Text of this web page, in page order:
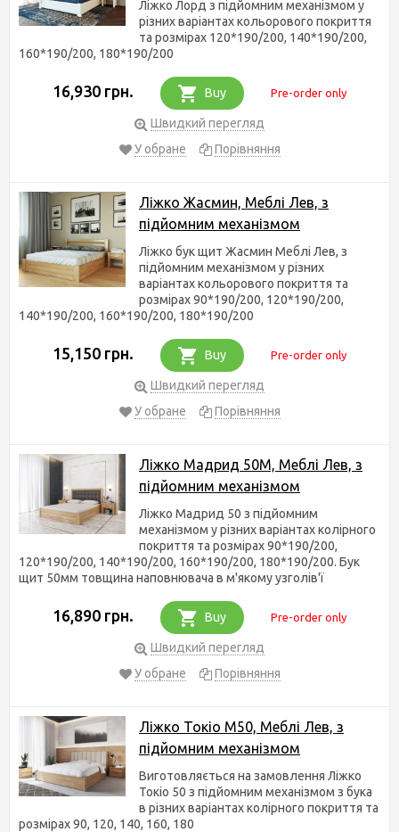
Ліжко Лорд з підйомним механізмом у
різних варіантах кольорового покриття
та розмірах 120*190/200, 140*190/200,
160*190/200, 180*190/200
16,930 грн. Buy Pre-order only
Швидкий перегляд
У обране
Порівняння
Ліжко Жасмин, Меблі Лев, з
підйомним механізмом
Ліжко бук щит Жасмин Меблі Лев, з
підйомним механізмом у різних
варіантах кольорового покриття та
розмірах 90*190/200, 120*190/200,
140*190/200, 160*190/200, 180*190/200
15,150 грн. Buy Pre-order only
Швидкий перегляд
У обране
Порівняння
Ліжко Мадрид 50М, Меблі Лев, з
підйомним механізмом
Ліжко Мадрид 50 з підйомним
механізмом у різних варіантах колірного
покриття та розмірах 90*190/200,
120*190/200, 140*190/200, 160*190/200, 180*190/200. Бук
щит 50мм товщина наповнювача в м'якому узголів'ї
16,890 грн. Buy Pre-order only
Швидкий перегляд
У обране
Порівняння
Ліжко Токіо М50, Меблі Лев, з
підйомним механізмом
Виготовляється на замовлення Ліжко
Токіо 50 з підйомним механізмом з бука
в різних варіантах колірного покриття та
розмірах 90, 120, 140, 160, 180